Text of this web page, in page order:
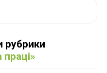
рубрики